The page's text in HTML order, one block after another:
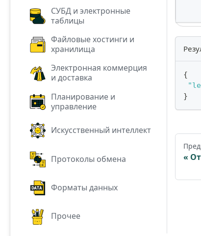
СУБД и электронные
таблицы
Файловые хостинги и
хранилища
Электронная коммерция
и доставка
Планирование и
управление
Искусственный интеллект
Протоколы обмена
Форматы данных
Прочее
{
}